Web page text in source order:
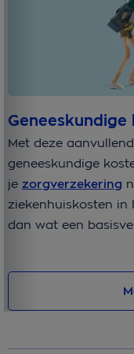
Geneeskundige
Met deze
geneeskundige
je zorgverzekering
ziekenhuiskosten
dan wat een